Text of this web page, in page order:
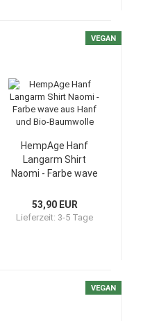
VEGAN
HempAge Hanf
Langarm Shirt
Naomi - Farbe wave
Baumwolle
53,90 EUR
Lieferzeit: 3-5 Tage
VEGAN